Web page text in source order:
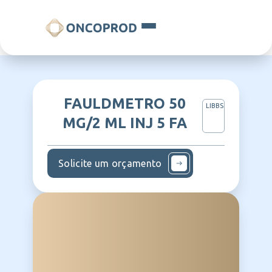
FAULDMETRO 50
MG/2 ML INJ 5 FA
LIBBS
Solicite um orçamento